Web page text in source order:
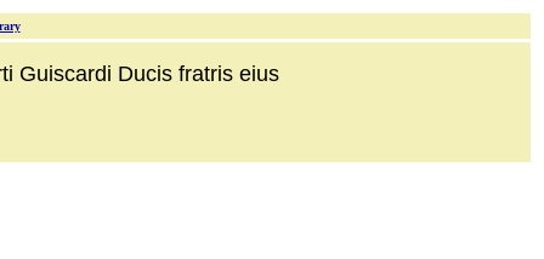
Guiscardi Ducis fratris eius